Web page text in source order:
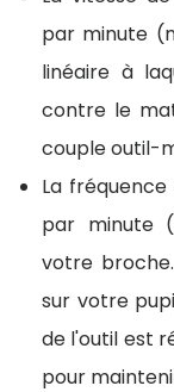
par minute
linéaire à
contre le
couple outil-
La
par minute
votre
sur votre
de l'outil est
pour